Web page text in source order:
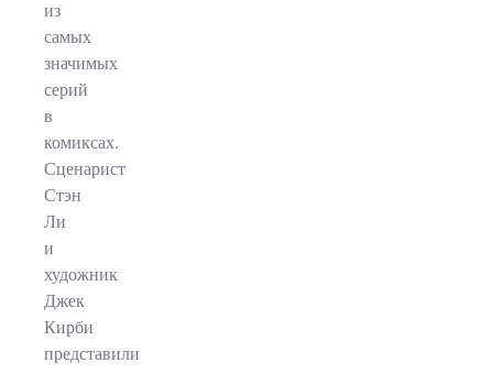
из
самых
значимых
серий
в
комиксах.
Сценарист
Стэн
Ли
и
художник
Джек
Кирби
представили